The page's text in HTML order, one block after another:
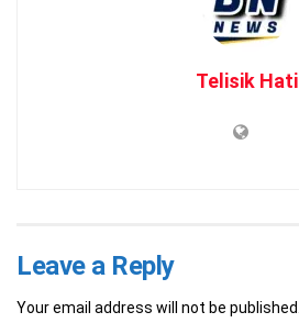
Telisik Hati
Leave a Reply
Your email address will not be published.